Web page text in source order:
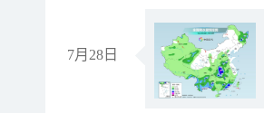
7月28日